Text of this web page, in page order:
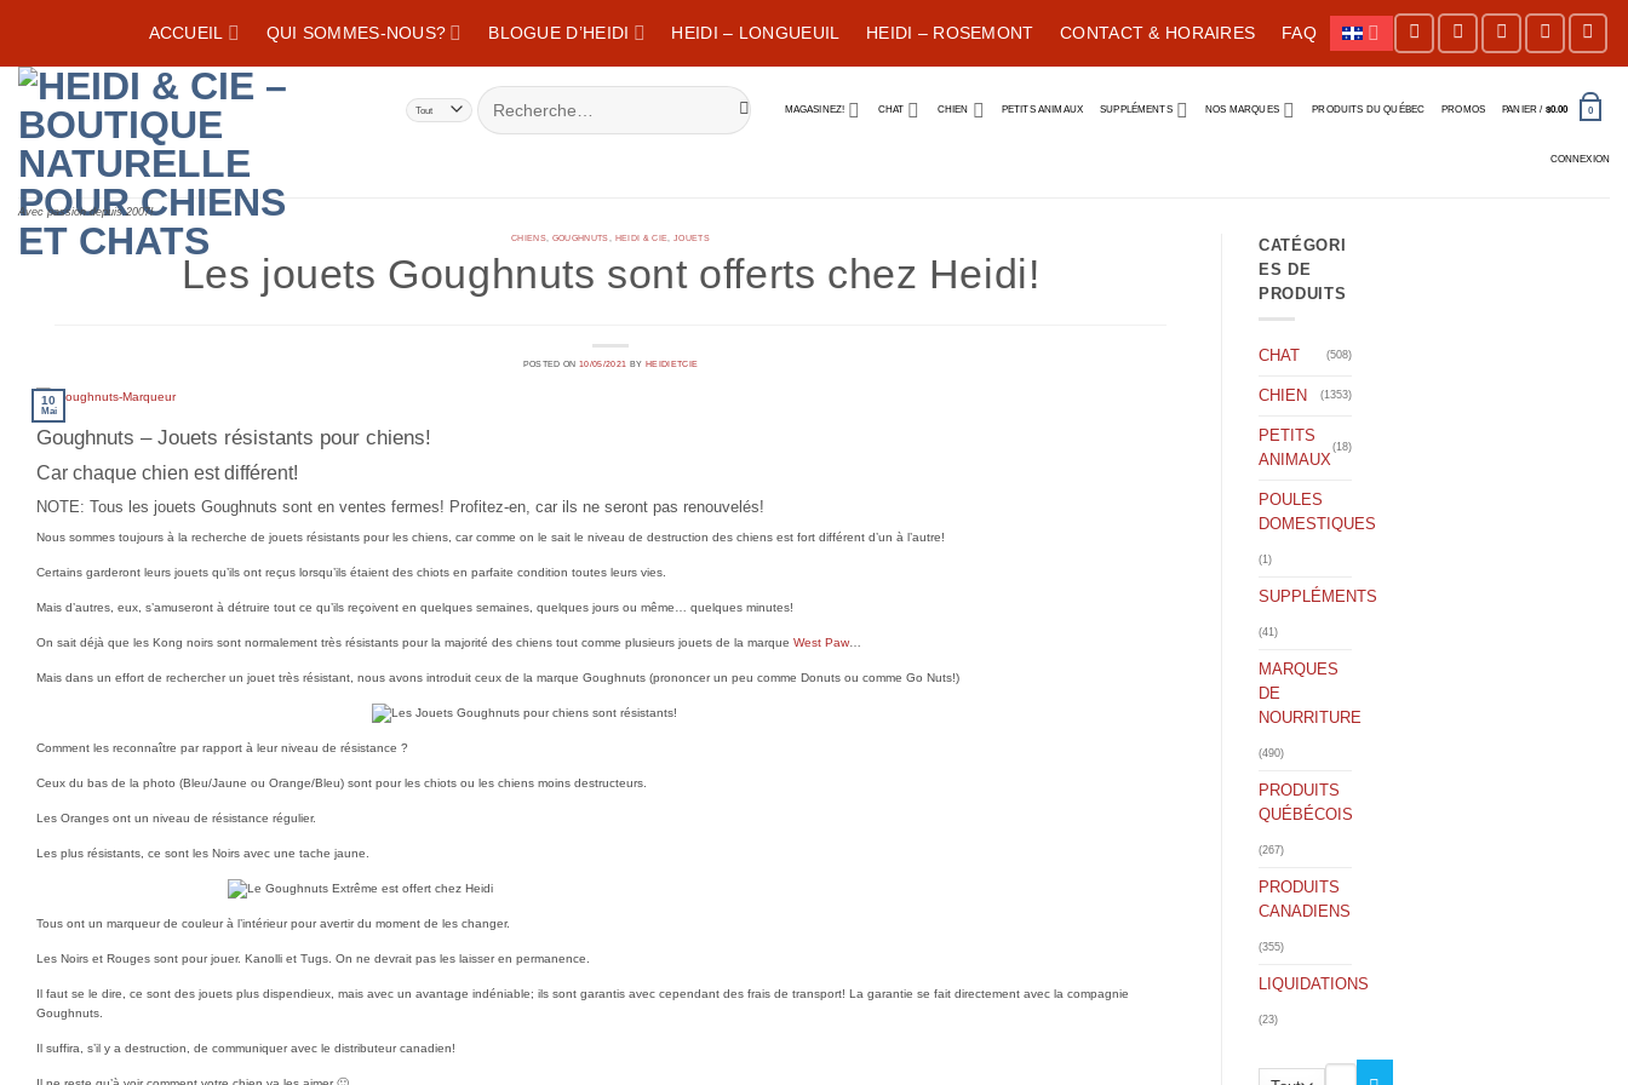
content
ACCUEIL QUI SOMMES-NOUS? BLOGUE D’HEIDI HEIDI – LONGUEUIL HEIDI – ROSEMONT CONTACT & HORAIRES FAQ
Avec passion depuis 2007!
Rechercher :
MAGASINEZ! CHAT CHIEN PETITS ANIMAUX SUPPLÉMENTS NOS MARQUES PRODUITS DU QUÉBEC PROMOS PANIER / $0.00 0
CONNEXION
CHIENS, GOUGHNUTS HEIDI & CIE JOUETS
Les jouets Goughnuts sont offerts chez Heidi!
POSTED ON10/05/2021 BY HEIDIETCIE
10
Mai
Goughnuts – Jouets résistants pour chiens!
Car chaque chien est différent!
NOTE: Tous les jouets Goughnuts sont en ventes fermes! Profitez-en, car ils ne seront pas renouvelés!
Nous sommes toujours à la recherche de jouets résistants pour les chiens, car comme on le sait le niveau de destruction des chiens est fort différent d’un à l’autre!
Certains garderont leurs jouets qu’ils ont reçus lorsqu’ils étaient des chiots en parfaite condition toutes leurs vies.
Mais d’autres, eux, s’amuseront à détruire tout ce qu’ils reçoivent en quelques semaines, quelques jours ou même… quelques minutes!
On sait déjà que les Kong noirs sont normalement très résistants pour la majorité des chiens tout comme plusieurs jouets de la marque West Paw
Mais dans un effort de rechercher un jouet très résistant, nous avons introduit ceux de la marque Goughnuts (prononcer un peu comme Donuts ou comme Go Nuts!)
Comment les reconnaître par rapport à leur niveau de résistance ?
Ceux du bas de la photo (Bleu/Jaune ou Orange/Bleu) sont pour les chiots ou les chiens moins destructeurs.
Les Oranges ont un niveau de résistance régulier.
Les plus résistants, ce sont les Noirs avec une tache jaune.
Tous ont un marqueur de couleur à l’intérieur pour avertir du moment de les changer.
Les Noirs et Rouges sont pour jouer. Kanolli et Tugs. On ne devrait pas les laisser en permanence.
Il faut se le dire, ce sont des jouets plus dispendieux, mais avec un avantage indéniable; ils sont garantis avec cependant des frais de transport! La garantie se fait directement avec la compagnie
Goughnuts.
Il suffira, s’il y a destruction, de communiquer avec le distributeur canadien!
CATÉGORI
ES DE
PRODUITS
CHAT (508)
CHIEN (1353)
PETITS
ANIMAUX
(18)
POULES
DOMESTIQUES
(1)
SUPPLÉMENTS
(41)
MARQUES
DE
NOURRITURE
(490)
PRODUITS
QUÉBÉCOIS
(267)
PRODUITS
CANADIENS
(355)
LIQUIDATIONS
(23)
Rechercher :